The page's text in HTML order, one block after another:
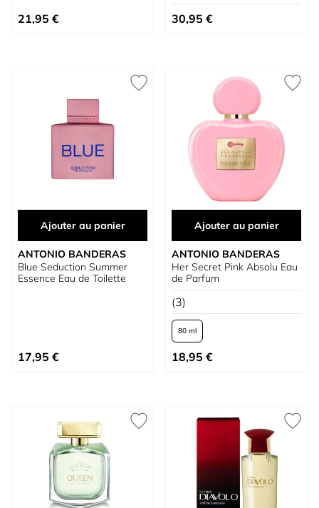
21,95 €
30,95 €
Ajouter au panier
ANTONIO BANDERAS
Blue Seduction Summer
Essence Eau de Toilette
17,95 €
Ajouter au panier
ANTONIO BANDERAS
Her Secret Pink Absolu Eau
de Parfum
(3)
80 ml
À partir de
18,95 €